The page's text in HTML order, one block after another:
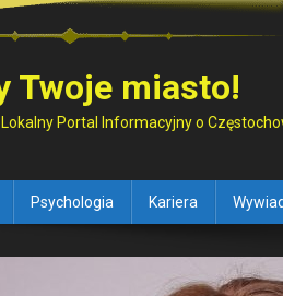
Twoje miasto!
Portal Informacyjny o
Psychologia Kariera